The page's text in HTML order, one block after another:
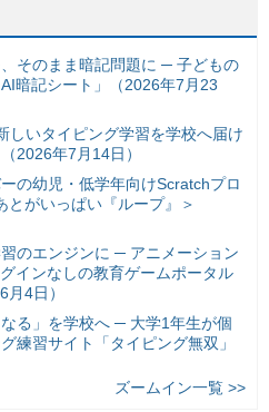
そのまま暗記問題に ─ 子どもの
暗記シート」（2026年7月23
しいタイピング学習を学校へ届け
2026年7月14日）
の幼児・低学年向けScratchプロ
がいっぱい『ループ』＞
のエンジンに ─ アニメーション
インなしの教育ゲームポータル
月4日）
る」を学校へ ─ 大学1年生が個
練習サイト「タイピング無双」
ズームイン一覧 >>